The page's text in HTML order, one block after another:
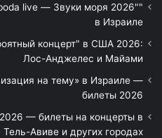
live — Звуки моря 2026"
в Израиле
концерт" в США 2026:
Лос-Анджелес и Майами
на тему» в Израиле —
билеты 2026
— билеты на концерты в
Авиве и других городах